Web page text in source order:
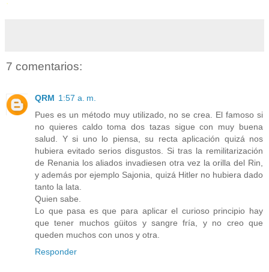
7 comentarios:
QRM 1:57 a. m.
Pues es un método muy utilizado, no se crea. El famoso si
no quieres caldo toma dos tazas sigue con muy buena
salud. Y si uno lo piensa, su recta aplicación quizá nos
hubiera evitado serios disgustos. Si tras la remilitarización
de Renania los aliados invadiesen otra vez la orilla del Rin,
y además por ejemplo Sajonia, quizá Hitler no hubiera dado
tanto la lata.
Quien sabe.
Lo que pasa es que para aplicar el curioso principio hay
que tener muchos güitos y sangre fría, y no creo que
queden muchos con unos y otra.
Responder